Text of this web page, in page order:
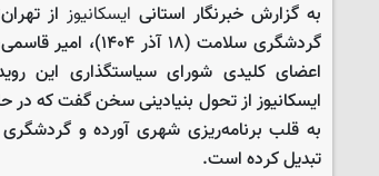
به گزارش خبرنگار استانی ایسکانیوزاز
گردشگری سلامت
اعضای کلیدی شورای سیاستگذاری این
ایسکانیوز از تحول بنیادینی سخن گفت که
به قلب برنامه‌ریزی شهری آورده و
تبدیل کرده است.